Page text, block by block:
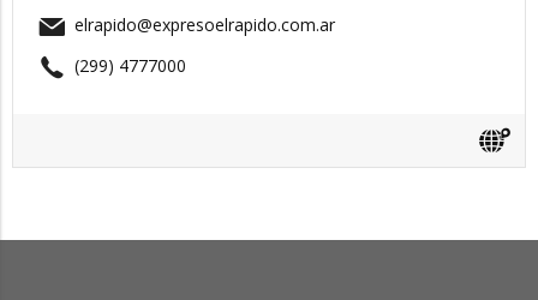
elrapido@expresoelrapido.com.ar
(299) 4777000